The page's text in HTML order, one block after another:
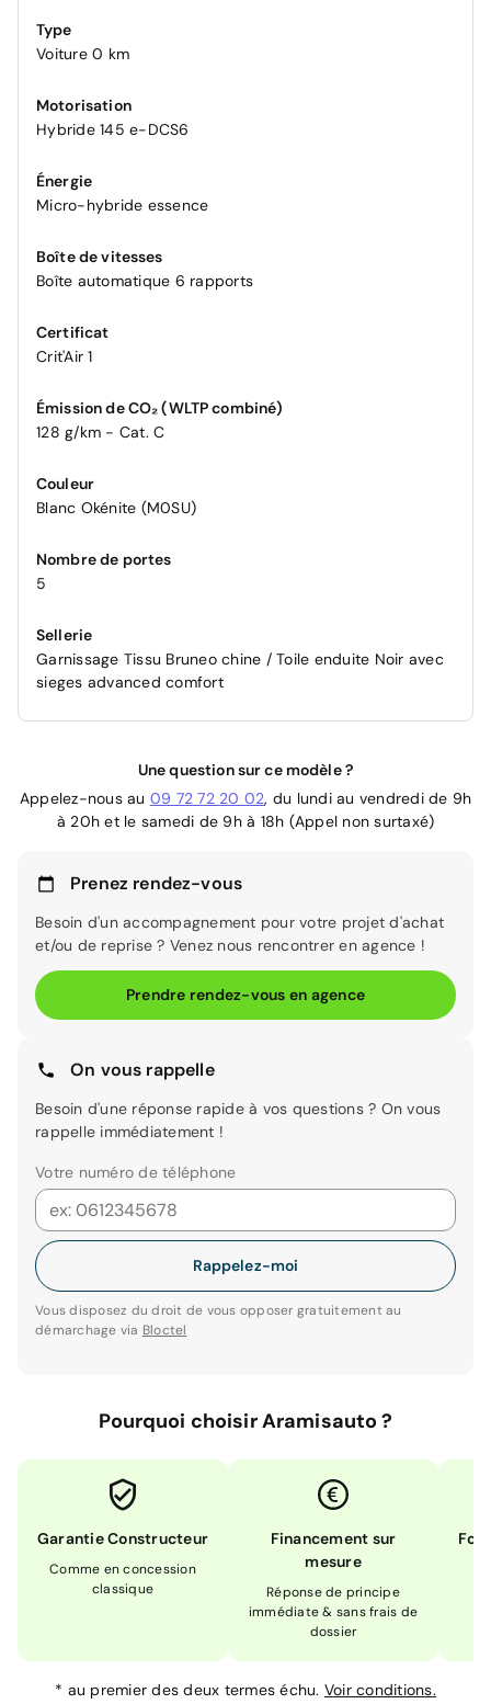
Type
Voiture 0 km
Motorisation
Hybride 145 e-DCS6
Énergie
Micro-hybride essence
Boîte de vitesses
Boîte automatique 6 rapports
Certificat
Crit'Air 1
Émission de CO₂ (WLTP combiné)
128 g/km - Cat. C
Couleur
Blanc Okénite (M0SU)
Nombre de portes
5
Sellerie
Garnissage Tissu Bruneo chine / Toile enduite Noir avec
sieges advanced comfort
Une question sur ce modèle ?
Appelez-nous au 09 72 72 20 02, du lundi au vendredi de 9h
à 20h et le samedi de 9h à 18h (Appel non surtaxé)
Prenez rendez-vous
Besoin d'un accompagnement pour votre projet d'achat
et/ou de reprise ? Venez nous rencontrer en agence !
Prendre rendez-vous en agence
On vous rappelle
Besoin d'une réponse rapide à vos questions ? On vous
rappelle immédiatement !
Votre numéro de téléphone
Rappelez-moi
Vous disposez du droit de vous opposer gratuitement au
démarchage via Bloctel
Pourquoi choisir Aramisauto ?
Garantie Constructeur
Comme en concession
classique
Financement sur
mesure
Réponse de principe
immédiate & sans frais de
dossier
* au premier des deux termes échu. Voir conditions.